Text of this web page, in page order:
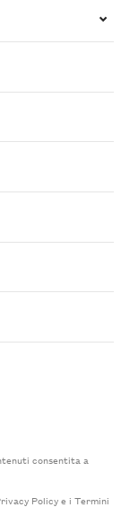
consentita a
Policye i Termini